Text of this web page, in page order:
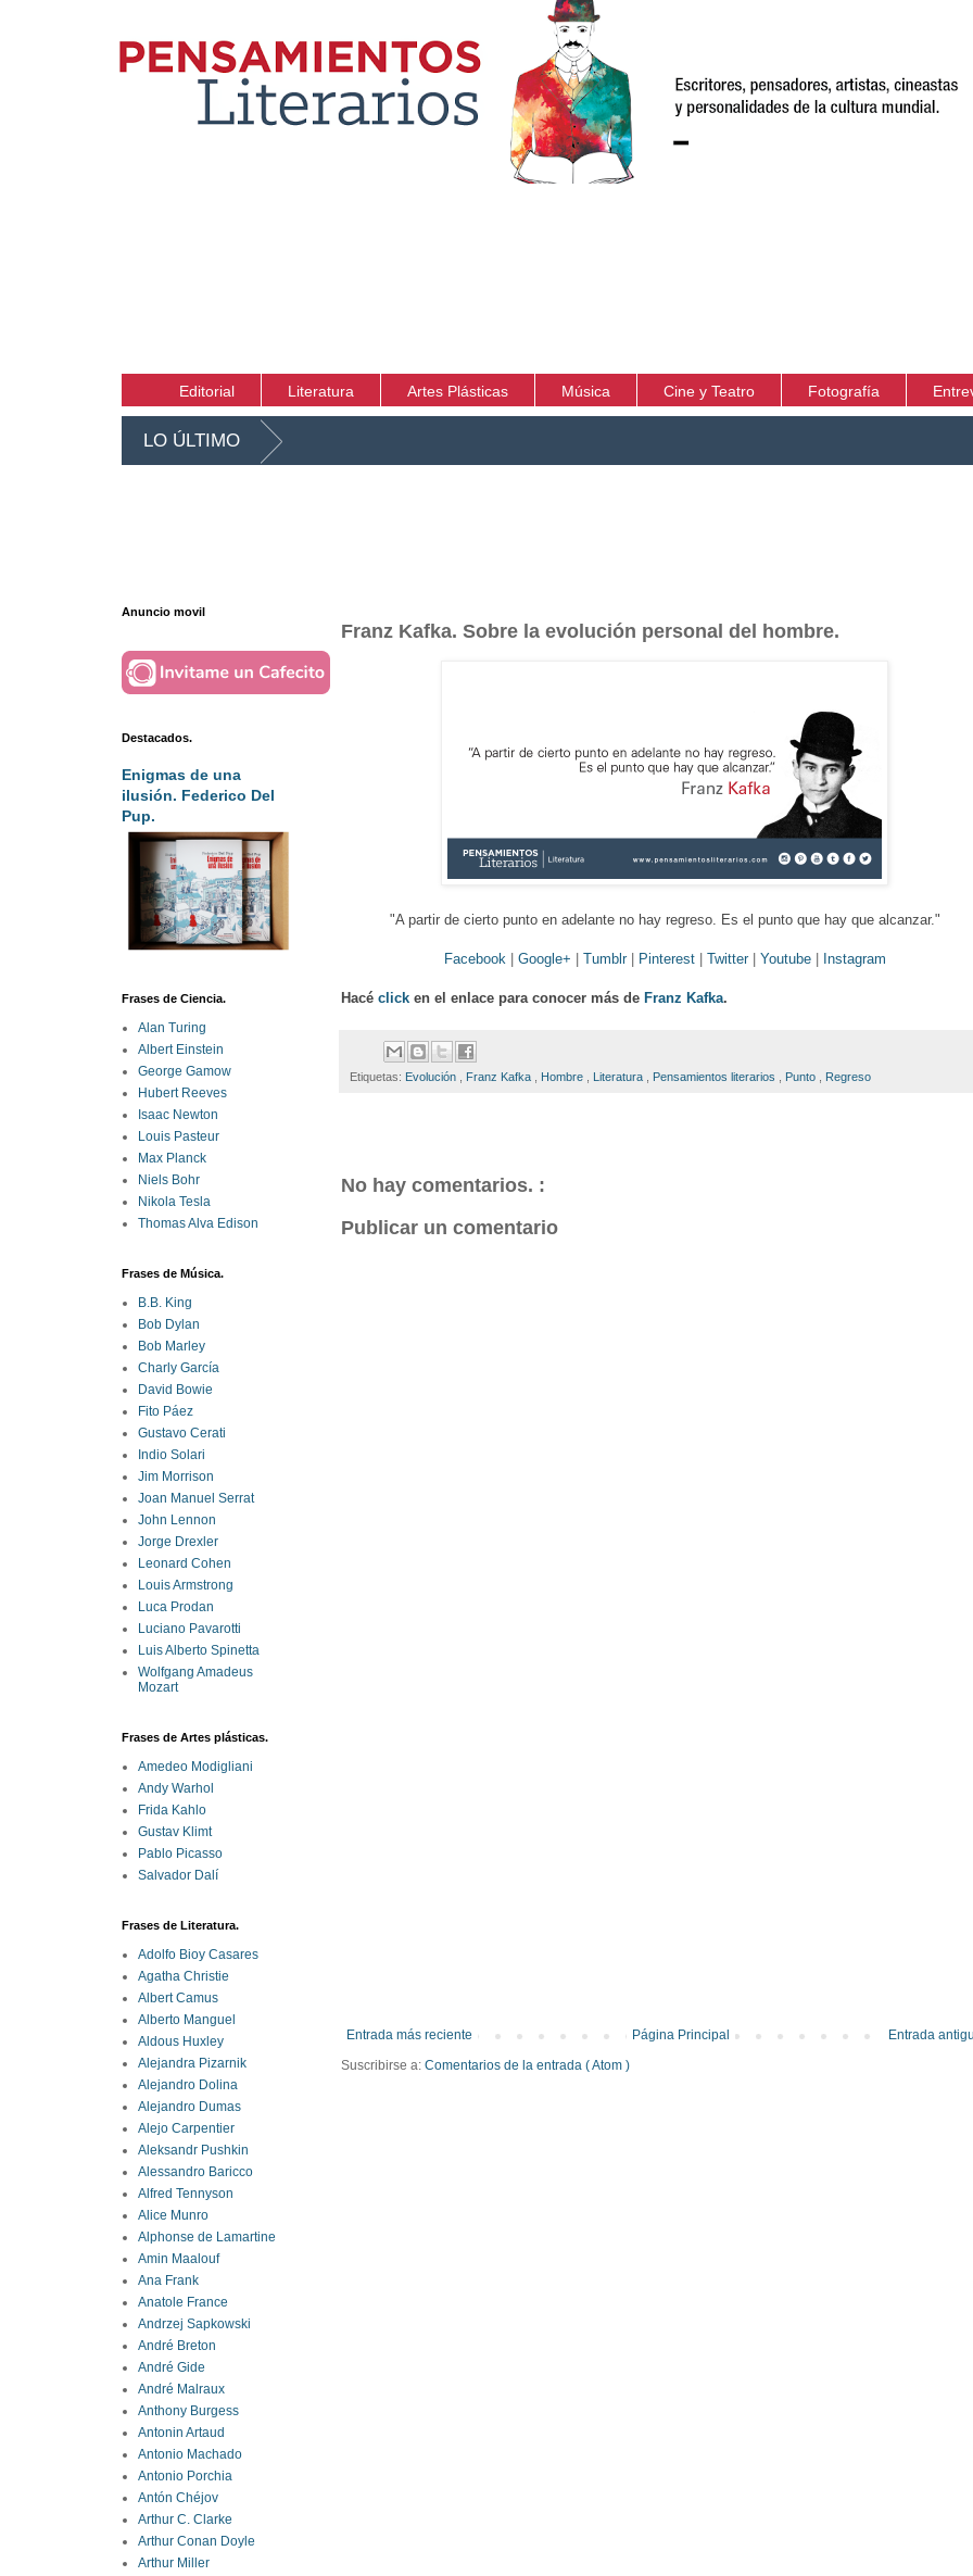
Editorial Literatura Artes Plásticas Música Cine y Teatro Fotografía
LO ÚLTIMO
Franz Kafka. Sobre la evolución personal del hombre.
"A partir de cierto punto en adelante no hay regreso. Es el punto que hay que alcanzar. "
Facebook | Google+ | Tumblr| Pinterest| Twitter| Youtube| Instagram
Hacé click en el enlace para conocer más de Franz Kafka.
Etiquetas: Evolución Franz Kafka Hombre Literatura Pensamientos literarios Punto Regreso
No hay comentarios. :
Publicar un comentario
Entrada más reciente Entrada
Página Principal
Suscribirse a: Comentarios de la entrada ( Atom )
Anuncio movil
Destacados.
Enigmas de una
ilusión. Federico Del
Pup.
Frases de Ciencia.
Alan Turing
Albert Einstein
George Gamow
Hubert Reeves
Isaac Newton
Louis Pasteur
Max Planck
Niels Bohr
Nikola Tesla
Thomas Alva Edison
Frases de Música.
B.B. King
Bob Dylan
Bob Marley
Charly García
David Bowie
Fito Páez
Gustavo Cerati
Indio Solari
Jim Morrison
Joan Manuel Serrat
John Lennon
Jorge Drexler
Leonard Cohen
Louis Armstrong
Luca Prodan
Luciano Pavarotti
Luis Alberto Spinetta
Wolfgang Amadeus
Mozart
Frases de Artes plásticas.
Amedeo Modigliani
Andy Warhol
Frida Kahlo
Gustav Klimt
Pablo Picasso
Salvador Dalí
Frases de Literatura.
Adolfo Bioy Casares
Agatha Christie
Albert Camus
Alberto Manguel
Aldous Huxley
Alejandra Pizarnik
Alejandro Dolina
Alejandro Dumas
Alejo Carpentier
Aleksandr Pushkin
Alessandro Baricco
Alfred Tennyson
Alice Munro
Alphonse de Lamartine
Amin Maalouf
Ana Frank
Anatole France
Andrzej Sapkowski
André Breton
André Gide
André Malraux
Anthony Burgess
Antonin Artaud
Antonio Machado
Antonio Porchia
Antón Chéjov
Arthur C. Clarke
Arthur Conan Doyle
Arthur Miller